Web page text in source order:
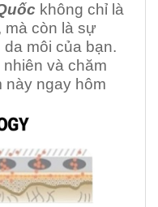
không chỉ là
mà còn là sự
môi của bạn.
và chăm
này ngay hôm